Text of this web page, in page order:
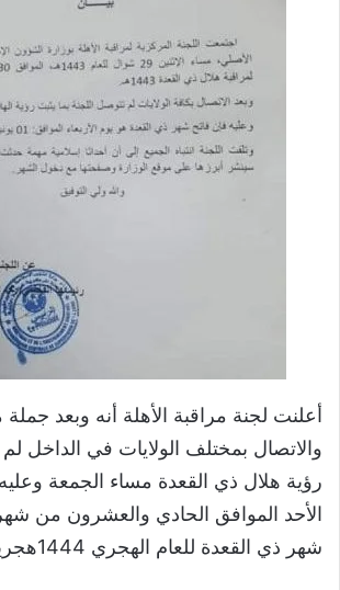
أعلنت لجنة مراقبة الأهلة أنه وبعد
والاتصال بمختلف الولايات في الداخل
رؤية هلال ذي القعدة مساء الجمعة
الأحد الموافق الحادي والعشرون من
شهر ذي القعدة للعام الهجري 1444هجرية .